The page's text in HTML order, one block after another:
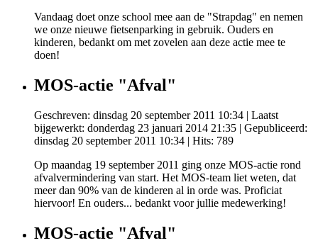
Vandaag doet onze school mee aan de "Strapdag" en nemen
we onze nieuwe fietsenparking in gebruik. Ouders en
kinderen, bedankt om met zovelen aan deze actie mee te
doen!
MOS-actie "Afval"
Geschreven: dinsdag 20 september 2011 10:34 | Laatst
bijgewerkt: donderdag 23 januari 2014 21:35 | Gepubliceerd:
dinsdag 20 september 2011 10:34 | Hits: 789
Op maandag 19 september 2011 ging onze MOS-actie rond
afvalvermindering van start. Het MOS-team liet weten, dat
meer dan 90% van de kinderen al in orde was. Proficiat
hiervoor! En ouders... bedankt voor jullie medewerking!
MOS-actie "Afval"